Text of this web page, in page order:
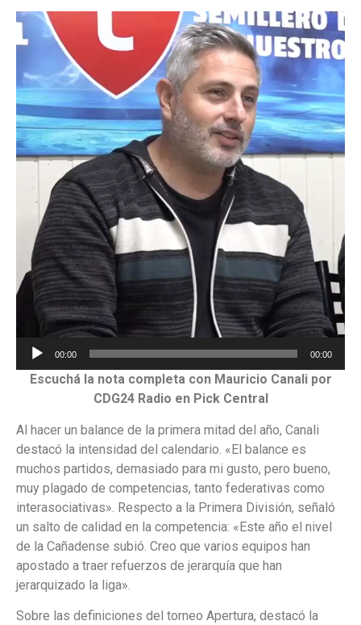
Reproductor
audio
00:00 00:00
Escuchá la nota completa con Mauricio Canali por
CDG24 Radio en Pick Central
Al hacer un balance de la primera mitad del año, Canali
destacó la intensidad del calendario. «El balance es
muchos partidos, demasiado para mi gusto, pero bueno,
muy plagado de competencias, tanto federativas como
interasociativas». Respecto a la Primera División, señaló
un salto de calidad en la competencia: «Este año el nivel
de la Cañadense subió. Creo que varios equipos han
apostado a traer refuerzos de jerarquía que han
jerarquizado la liga».
Sobre las definiciones del torneo Apertura, destacó la